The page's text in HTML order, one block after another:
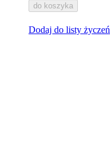
do koszyka
Dodaj do listy życzeń